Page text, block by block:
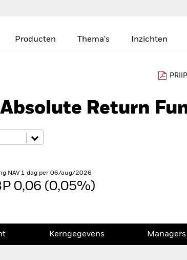
Producten Thema's Inzichten
Return
NAV 1 dag per 06/aug/2026
0,06 (0,05%)
Kerngegevens Managers